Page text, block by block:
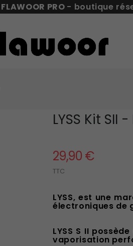
FLAWOOR PRO - boutique
LYSS Kit SII
29,90 €
TTC
LYSS, est une
électroniques de
LYSS S II
vaporisation